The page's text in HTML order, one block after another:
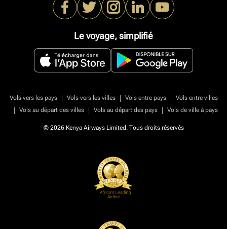
Le voyage, simplifié
Vols vers les pays | Vols vers les villes | Vols entre pays |
Vols entre villes
|
Vols au départ des villes | Vols au départ des pays | Vols de ville à pays
© 2026 Kenya Airways Limited. Tous droits réservés